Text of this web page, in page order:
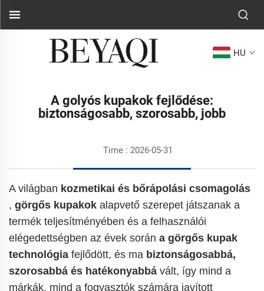
HU
A golyós kupakok fejlődése:
biztonságosabb, szorosabb, jobb
Time : 2026-05-31
A világban kozmetikai és bőrápolási csomagolás
, görgős kupakok alapvető szerepet játszanak a
termék teljesítményében és a felhasználói
elégedettségben az évek során a görgős kupak
technológia fejlődött, és ma biztonságosabbá,
szorosabbá és hatékonyabbá vált, így mind a
márkák, mind a fogyasztók számára javított